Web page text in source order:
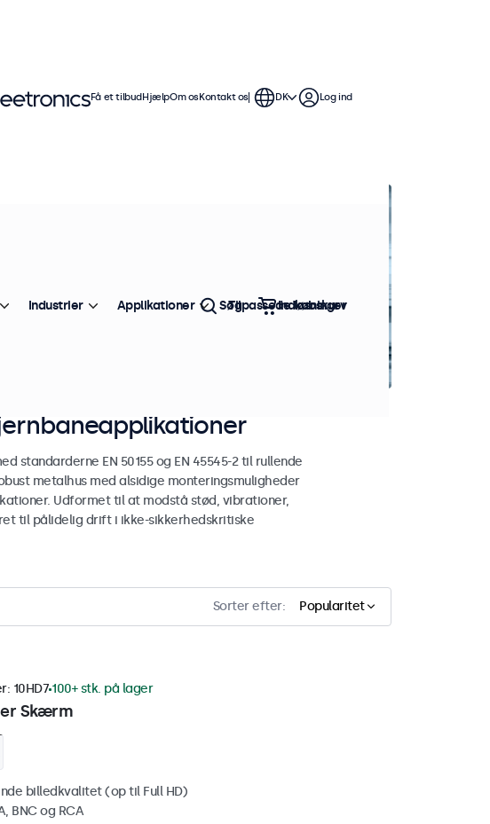
EN 50155 og EN 45545-2 til rullende
metalhus med alsidige monteringsmuligheder
Udformet til at modstå stød, vibrationer,
til pålidelig drift i ikke-sikkerhedskritiske
Sorter efter: Popularitet
Skærm
10HD7 100+ stk. på lager
billedkvalitet (op til Full HD)
BNC og RCA
Få et tilbudHjælpOm osKontakt os DK Log ind
Industrier Applikationer Tilpassede løsninger
Søg Indkøbskurv